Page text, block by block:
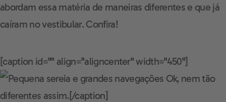
abordam essa matéria de maneiras diferentes e que já
caíram no vestibular. Confira!
[caption id="" align="aligncenter" width="450"]
Ok, nem tão
diferentes assim.[/caption]